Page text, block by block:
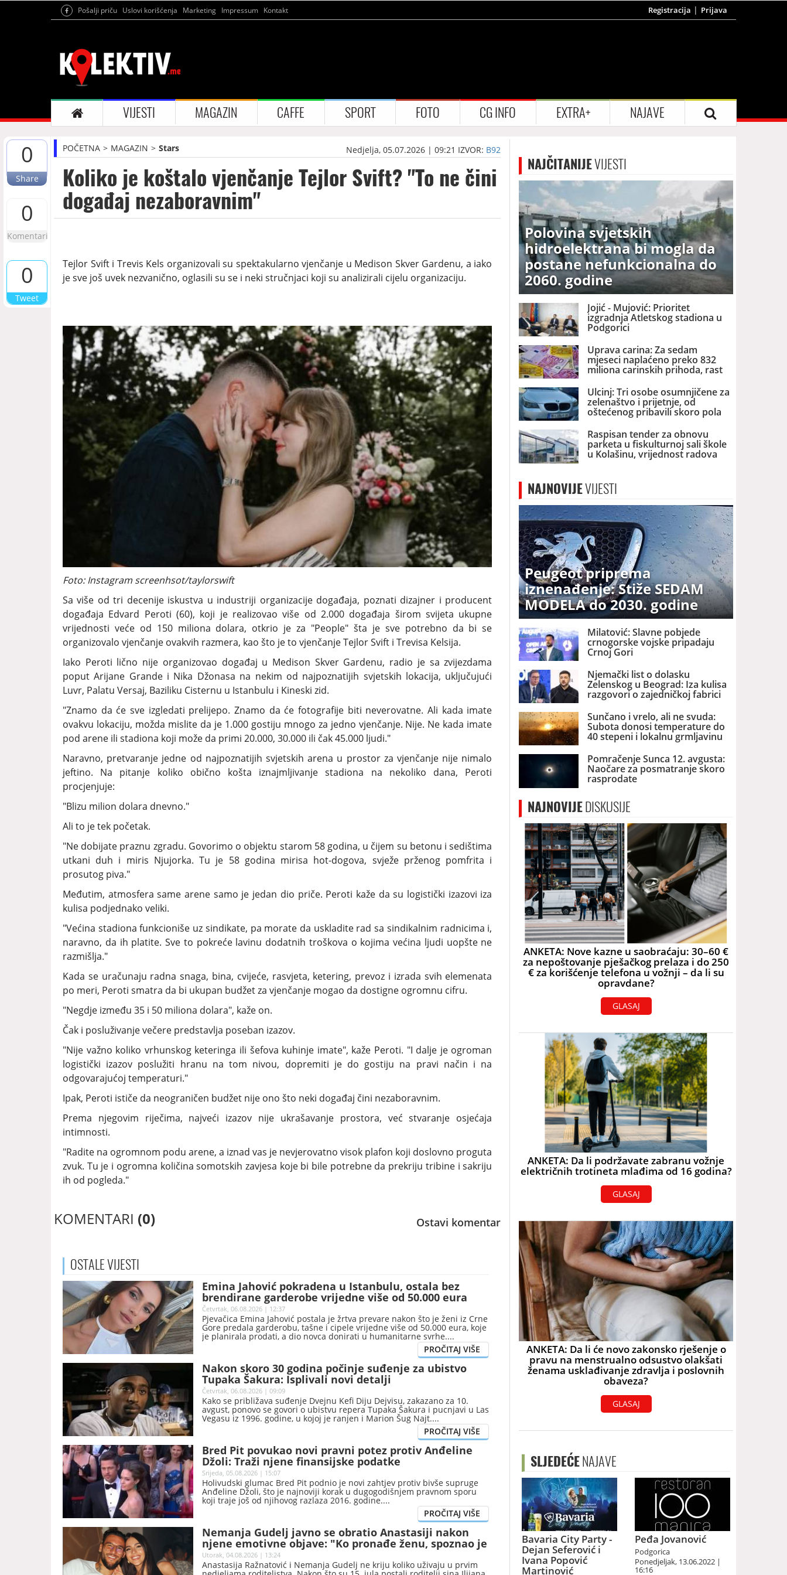
Pošalji priču Uslovi korišćenja Marketing Impressum Kontakt Registracija Prijava
VIJESTI MAGAZIN CAFFE SPORT FOTO CG INFO EXTRA+ NAJAVE
0
Share
0
Komentari
0
Tweet
POČETNA MAGAZIN Stars Nedjelja, 05.07.2026 | 09:21 IZVOR: B92
Koliko je koštalo vjenčanje Tejlor Svift? "To ne čini
događaj nezaboravnim"
Tejlor Svift i Trevis Kels organizovali su spektakularno vjenčanje u Medison Skver Gardenu, a iako
je sve još uvek nezvanično, oglasili su se i neki stručnjaci koji su analizirali cijelu organizaciju.
Foto: Instagram screenhsot/taylorswift
Sa više od tri decenije iskustva u industriji organizacije događaja, poznati dizajner i producent
događaja Edvard Peroti (60), koji je realizovao više od 2.000 događaja širom svijeta ukupne
vrijednosti veće od 150 miliona dolara, otkrio je za "People" šta je sve potrebno da bi se
organizovalo vjenčanje ovakvih razmera, kao što je to vjenčanje Tejlor Svift i Trevisa Kelsija.
Iako Peroti lično nije organizovao događaj u Medison Skver Gardenu, radio je sa zvijezdama
poput Arijane Grande i Nika Džonasa na nekim od najpoznatijih svjetskih lokacija, uključujući
Luvr, Palatu Versaj, Baziliku Cisternu u Istanbulu i Kineski zid.
"Znamo da će sve izgledati prelijepo. Znamo da će fotografije biti neverovatne. Ali kada imate
ovakvu lokaciju, možda mislite da je 1.000 gostiju mnogo za jedno vjenčanje. Nije. Ne kada imate
pod arene ili stadiona koji može da primi 20.000, 30.000 ili čak 45.000 ljudi."
Naravno, pretvaranje jedne od najpoznatijih svjetskih arena u prostor za vjenčanje nije nimalo
jeftino. Na pitanje koliko obično košta iznajmljivanje stadiona na nekoliko dana, Peroti
procjenjuje:
"Blizu milion dolara dnevno."
Ali to je tek početak.
"Ne dobijate praznu zgradu. Govorimo o objektu starom 58 godina, u čijem su betonu i sedištima
utkani duh i miris Njujorka. Tu je 58 godina mirisa hot-dogova, svježe prženog pomfrita i
prosutog piva."
Međutim, atmosfera same arene samo je jedan dio priče. Peroti kaže da su logistički izazovi iza
kulisa podjednako veliki.
"Većina stadiona funkcioniše uz sindikate, pa morate da uskladite rad sa sindikalnim radnicima i,
naravno, da ih platite. Sve to pokreće lavinu dodatnih troškova o kojima većina ljudi uopšte ne
razmišlja."
Kada se uračunaju radna snaga, bina, cvijeće, rasvjeta, ketering, prevoz i izrada svih elemenata
po meri, Peroti smatra da bi ukupan budžet za vjenčanje mogao da dostigne ogromnu cifru.
"Negdje između 35 i 50 miliona dolara", kaže on.
Čak i posluživanje večere predstavlja poseban izazov.
"Nije važno koliko vrhunskog keteringa ili šefova kuhinje imate", kaže Peroti. "I dalje je ogroman
logistički izazov poslužiti hranu na tom nivou, dopremiti je do gostiju na pravi način i na
odgovarajućoj temperaturi."
Ipak, Peroti ističe da neograničen budžet nije ono što neki događaj čini nezaboravnim.
Prema njegovim riječima, najveći izazov nije ukrašavanje prostora, već stvaranje osjećaja
intimnosti.
"Radite na ogromnom podu arene, a iznad vas je nevjerovatno visok plafon koji doslovno proguta
zvuk. Tu je i ogromna količina somotskih zavjesa koje bi bile potrebne da prekriju tribine i sakriju
ih od pogleda."
KOMENTARI (0) Ostavi komentar
OSTALEVIJESTI
Emina Jahović pokradena u Istanbulu, ostala bez
brendirane garderobe vrijedne više od 50.000 eura
Četvrtak, 06.08.2026 | 12:37
Pjevačica Emina Jahović postala je žrtva prevare nakon što je ženi iz Crne
Gore predala garderobu, tašne i cipele vrijedne više od 50.000 eura, koje
je planirala prodati, a dio novca donirati u humanitarne svrhe.
Nakon skoro 30 godina počinje suđenje za ubistvo
Tupaka Šakura: Isplivali novi detalji
Četvrtak, 06.08.2026 | 09:09
Kako se približava suđenje Dvejnu Kefi Diju Dejvisu, zakazano za 10.
avgust, ponovo se govori o ubistvu repera Tupaka Šakura i pucnjavi u Las
Vegasu iz 1996. godine, u kojoj je ranjen i Marion Šug Najt.
Bred Pit povukao novi pravni potez protiv Anđeline
Džoli: Traži njene finansijske podatke
Srijeda, 05.08.2026 | 15:07
Holivudski glumac Bred Pit podnio je novi zahtjev protiv bivše supruge
Anđeline Džoli, što je najnoviji korak u dugogodišnjem pravnom sporu
koji traje još od njihovog razlaza 2016. godine.
Nemanja Gudelj javno se obratio Anastasiji nakon
njene emotivne objave: "Ko pronađe ženu, spoznao je
šta je dobro"
Utorak, 04.08.2026 | 13:24
Anastasija Ražnatović i Nemanja Gudelj ne kriju koliko uživaju u prvim
NAJČITANIJEVIJESTI
Polovina svjetskih
hidroelektrana bi mogla da
postane nefunkcionalna do
2060. godine
Jojić - Mujović: Prioritet
izgradnja Atletskog stadiona u
Podgorici
Uprava carina: Za sedam
mjeseci naplaćeno preko 832
miliona carinskih prihoda, rast
za preko pet odsto
Ulcinj: Tri osobe osumnjičene za
zelenaštvo i prijetnje, od
oštećenog pribavili skoro pola
miliona eura
Raspisan tender za obnovu
parketa u fiskulturnoj sali škole
u Kolašinu, vrijednost radova
skoro 40.000 eura
NAJNOVIJEVIJESTI
Peugeot priprema
iznenađenje: Stiže SEDAM
MODELA do 2030. godine
Milatović: Slavne pobjede
crnogorske vojske pripadaju
Crnoj Gori
Njemački list o dolasku
Zelenskog u Beograd: Iza kulisa
razgovori o zajedničkoj fabrici
dronova u Srbiji
Sunčano i vrelo, ali ne svuda:
Subota donosi temperature do
40 stepeni i lokalnu grmljavinu
Pomračenje Sunca 12. avgusta:
Naočare za posmatranje skoro
rasprodate
NAJNOVIJEDISKUSIJE
ANKETA: Nove kazne u saobraćaju: 30–60 €
za nepoštovanje pješačkog prelaza i do 250
€ za korišćenje telefona u vožnji – da li su
opravdane?
GLASAJ
ANKETA: Da li podržavate zabranu vožnje
električnih trotineta mlađima od 16 godina?
GLASAJ
ANKETA: Da li će novo zakonsko rješenje o
pravu na menstrualno odsustvo olakšati
ženama usklađivanje zdravlja i poslovnih
obaveza?
GLASAJ
SLJEDEĆENAJAVE
Bavaria City Party -
Dejan Seferović i
Ivana Popović
Martinović
Peđa Jovanović
Podgorica
Ponedjeljak, 13.06.2022 |
16:16